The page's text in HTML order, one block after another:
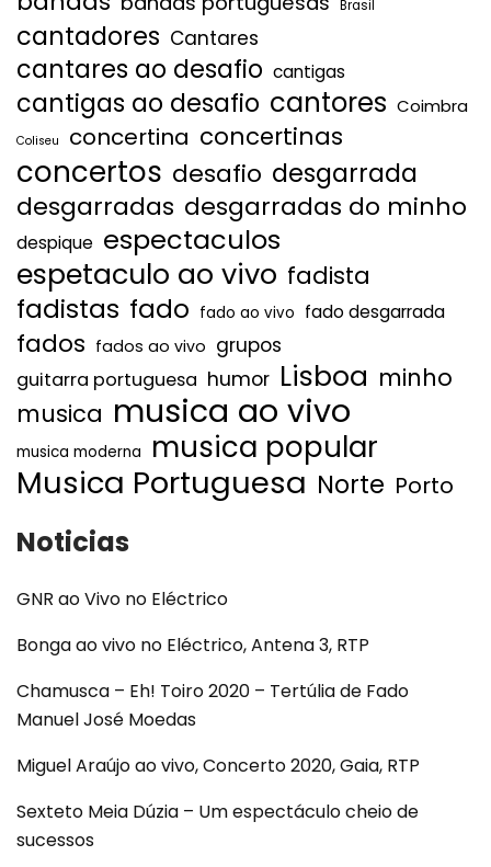
Brasil
cantadores Cantares
cantares ao desafio cantigas
cantigas ao desafio cantores Coimbra
Coliseu concertina concertinas
concertos desafio desgarrada
desgarradas desgarradas do minho
despique espectaculos
espetaculo ao vivo fadista
fadistas fado fado ao vivo fado desgarrada
fados fados ao vivo grupos
guitarra portuguesa humor Lisboa minho
musica musica ao vivo
musica moderna musica popular
Musica Portuguesa Norte Porto
Noticias
GNR ao Vivo no Eléctrico
Bonga ao vivo no Eléctrico, Antena 3, RTP
Chamusca – Eh! Toiro 2020 – Tertúlia de Fado
Manuel José Moedas
Miguel Araújo ao vivo, Concerto 2020, Gaia, RTP
Sexteto Meia Dúzia – Um espectáculo cheio de
sucessos